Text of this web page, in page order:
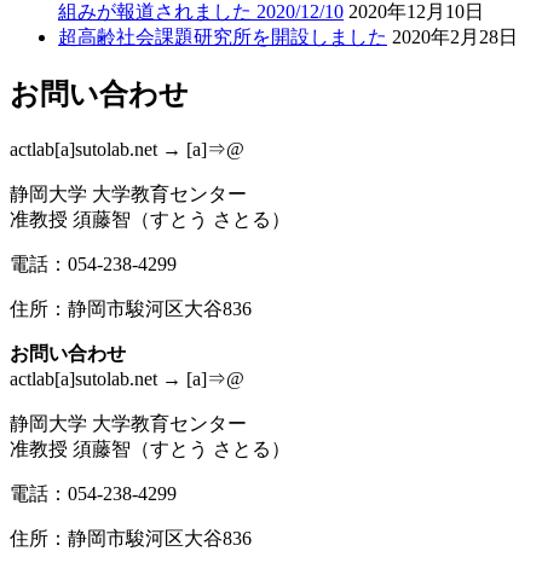
組みが報道されました 2020/12/10 2020年12月10日
超高齢社会課題研究所を開設しました 2020年2月28日
お問い合わせ
actlab[a]sutolab.net → [a]⇒@
静岡大学 大学教育センター
准教授 須藤智（すとう さとる）
電話：054-238-4299
住所：静岡市駿河区大谷836
お問い合わせ
actlab[a]sutolab.net → [a]⇒@
静岡大学 大学教育センター
准教授 須藤智（すとう さとる）
電話：054-238-4299
住所：静岡市駿河区大谷836